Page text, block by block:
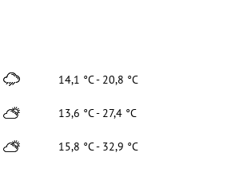
14,1 °C - 20,8 °C
13,6 °C - 27,4 °C
15,8 °C - 32,9 °C